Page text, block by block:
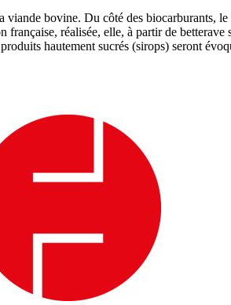
bovine. Du côté des biocarburants,
réalisée, elle, à partir de
hautement sucrés (sirops) seront